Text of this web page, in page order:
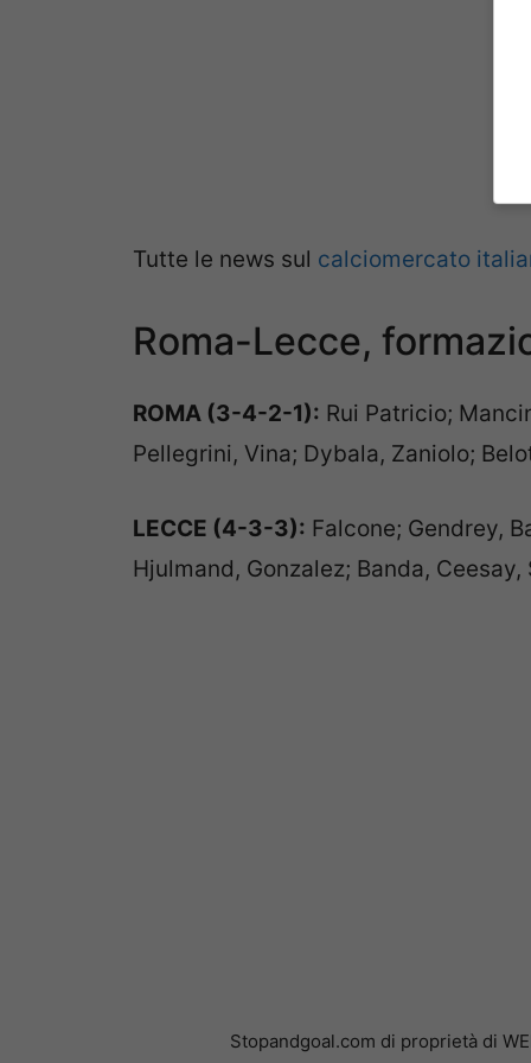
Tutte le news sul calciomercato
Roma-Lecce,
ROMA (3-4-2-1): Rui Patricio;
Pellegrini, Vina; Dybala, Zaniolo;
LECCE (4-3-3): Falcone; Gendrey,
Hjulmand, Gonzalez; Banda,
Stopandgoal.com di proprietà di